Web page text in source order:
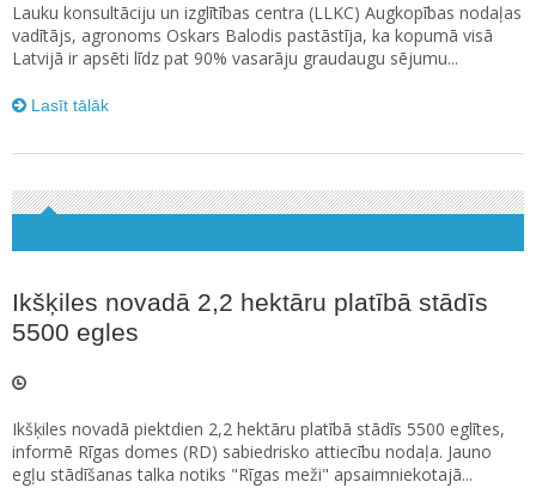
Lauku konsultāciju un izglītības centra (LLKC) Augkopības nodaļas
vadītājs, agronoms Oskars Balodis pastāstīja, ka kopumā visā
Latvijā ir apsēti līdz pat 90% vasarāju graudaugu sējumu...
Lasīt tālāk
Ikšķiles novadā 2,2 hektāru platībā stādīs
5500 egles
Ikšķiles novadā piektdien 2,2 hektāru platībā stādīs 5500 eglītes,
informē Rīgas domes (RD) sabiedrisko attiecību nodaļa. Jauno
egļu stādīšanas talka notiks "Rīgas meži" apsaimniekotajā...